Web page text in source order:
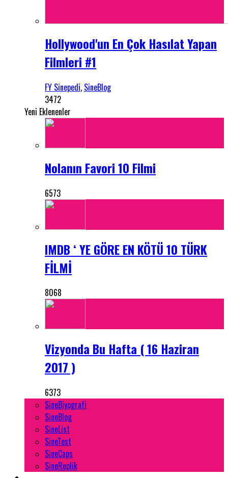
Hollywood'un En Çok Hasılat Yapan
Filmleri #1
FY Sinepedi, SineBlog
3472
Yeni Eklenenler
Nolanın Favori 10 Filmi
6573
IMDB ‘ YE GÖRE EN KÖTÜ 10 TÜRK
FİLMİ
8068
Vizyonda Bu Hafta ( 16 Haziran
2017 )
6373
SineBiyografi
SineBlog
SineList
SineTest
SineCaps
SineReplik